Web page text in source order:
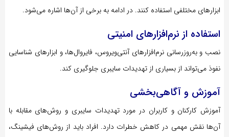
ابزارهای مختلفی استفاده کنند. در ادامه به برخی از آن‌ها اشاره می‌شود.
استفاده از نرم‌افزارهای امنیتی
نصب و به‌روزرسانی نرم‌افزارهای آنتی‌ویروس، فایروال‌ها، و ابزارهای شناسایی
نفوذ می‌تواند از بسیاری از تهدیدات سایبری جلوگیری کند.
آموزش و آگاهی‌بخشی
آموزش کارکنان و کاربران در مورد تهدیدات سایبری و روش‌های مقابله با
آن‌ها نقش مهمی در کاهش خطرات دارد. افراد باید از روش‌های فیشینگ،